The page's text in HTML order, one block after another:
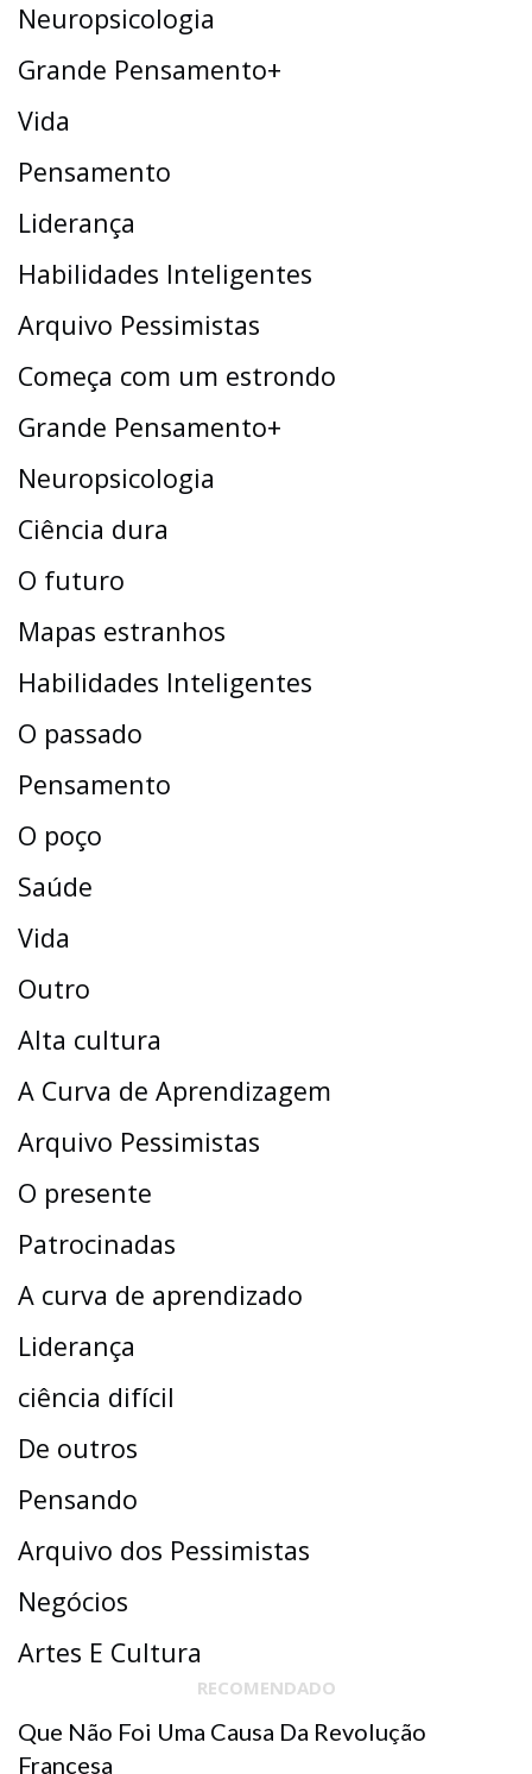
Neuropsicologia
Grande Pensamento+
Vida
Pensamento
Liderança
Habilidades Inteligentes
Arquivo Pessimistas
Começa com um estrondo
Grande Pensamento+
Neuropsicologia
Ciência dura
O futuro
Mapas estranhos
Habilidades Inteligentes
O passado
Pensamento
O poço
Saúde
Vida
Outro
Alta cultura
A Curva de Aprendizagem
Arquivo Pessimistas
O presente
Patrocinadas
A curva de aprendizado
Liderança
ciência difícil
De outros
Pensando
Arquivo dos Pessimistas
Negócios
Artes E Cultura
RECOMENDADO
Que Não Foi Uma Causa Da Revolução
Francesa